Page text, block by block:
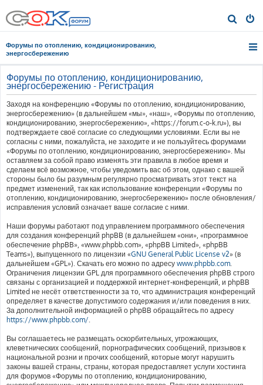
о
Форумы по отоплению, кондиционированию,
энергосбережению
Форумы по отоплению, кондиционированию,
энергосбережению - Регистрация
Заходя на конференцию «Форумы по отоплению, кондиционированию,
энергосбережению» (в дальнейшем «мы», «наш», «Форумы по отоплению,
кондиционированию, энергосбережению», «https://forum.c-o-k.ru»), вы
подтверждаете своё согласие со следующими условиями. Если вы не
согласны с ними, пожалуйста, не заходите и не пользуйтесь форумами
«Форумы по отоплению, кондиционированию, энергосбережению». Мы
оставляем за собой право изменять эти правила в любое время и
сделаем всё возможное, чтобы уведомить вас об этом, однако с вашей
стороны было бы разумным регулярно просматривать этот текст на
предмет изменений, так как использование конференции «Форумы по
отоплению, кондиционированию, энергосбережению» после обновления/
исправления условий означает ваше согласие с ними.
Наши форумы работают под управлением программного обеспечения
для создания конференций phpBB (в дальнейшем «они», «программное
обеспечение phpBB», «www.phpbb.com», «phpBB Limited», «phpBB
Teams»), выпущенного по лицензии «GNU General Public License v2» (в
дальнейшем «GPL»). Скачать его можно по адресу www.phpbb.com.
Ограничения лицензии GPL для программного обеспечения phpBB строго
связаны с организацией и поддержкой интернет-конференций, и phpBB
Limited не несёт ответственности за то, что администрация конференций
определяет в качестве допустимого содержания и/или поведения в них.
За дополнительной информацией о phpBB обращайтесь по адресу
https://www.phpbb.com/.
Вы соглашаетесь не размещать оскорбительных, угрожающих,
клеветнических сообщений, порнографических сообщений, призывов к
национальной розни и прочих сообщений, которые могут нарушить
законы вашей страны, страны, которая предоставляет услуги хостинга
для форумов «Форумы по отоплению, кондиционированию,